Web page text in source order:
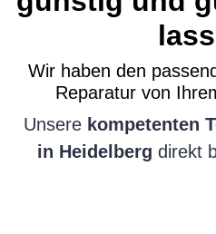
Wir haben den
Reparatur von
Unsere kompetenten
in Heidelberg direkt